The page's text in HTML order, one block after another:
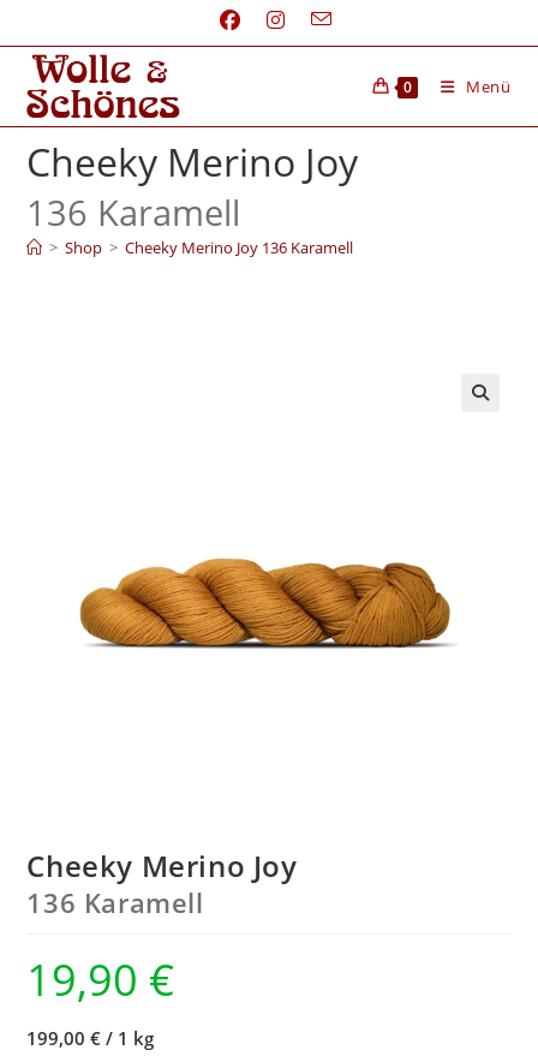
0 Menü
Cheeky Merino Joy
136 Karamell
> Shop > Cheeky Merino Joy 136 Karamell
Cheeky Merino Joy
136 Karamell
19,90 €
199,00 € / 1 kg